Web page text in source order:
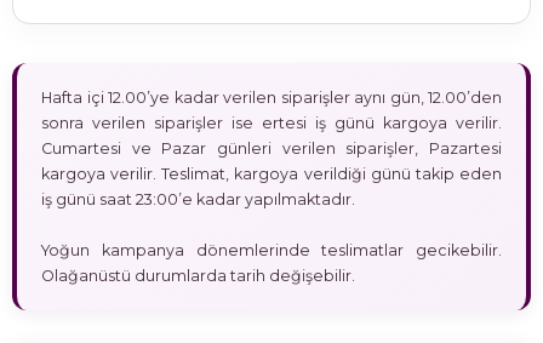
Hafta içi 12.00’ye kadar verilen siparişler aynı gün, 12.00’den
sonra verilen siparişler ise ertesi iş günü kargoya verilir.
Cumartesi ve Pazar günleri verilen siparişler, Pazartesi
kargoya verilir. Teslimat, kargoya verildiği günü takip eden
iş günü saat 23:00’e kadar yapılmaktadır.
Yoğun kampanya dönemlerinde teslimatlar gecikebilir.
Olağanüstü durumlarda tarih değişebilir.